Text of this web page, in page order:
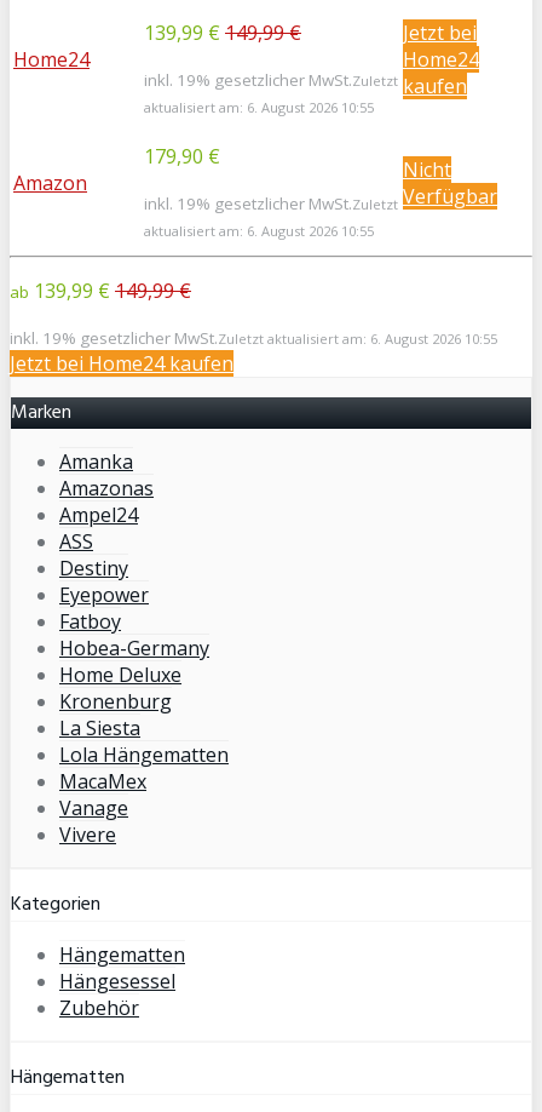
Home24
139,99 € 149,99 €
inkl. 19% gesetzlicher MwSt.Zuletzt
aktualisiert am: 6. August 2026 10:55
Jetzt bei
Home24
kaufen
Amazon
179,90 €
inkl. 19% gesetzlicher MwSt.Zuletzt
aktualisiert am: 6. August 2026 10:55
Nicht
Verfügbar
ab 139,99 € 149,99 €
inkl. 19% gesetzlicher MwSt.Zuletzt aktualisiert am: 6. August 2026 10:55
Jetzt bei Home24 kaufen
Marken
Amanka
Amazonas
Ampel24
ASS
Destiny
Eyepower
Fatboy
Hobea-Germany
Home Deluxe
Kronenburg
La Siesta
Lola Hängematten
MacaMex
Vanage
Vivere
Kategorien
Hängematten
Hängesessel
Zubehör
Hängematten